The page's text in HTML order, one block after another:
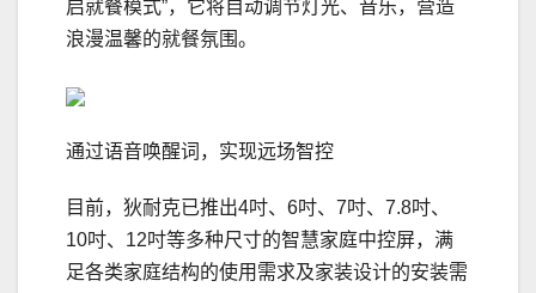
启就餐模式”，它将自动调节灯光、音乐，营造
浪漫温馨的就餐氛围。
通过语音唤醒词，实现远场智控
目前，狄耐克已推出4吋、6吋、7吋、7.8吋、
10吋、12吋等多种尺寸的智慧家庭中控屏，满
足各类家庭结构的使用需求及家装设计的安装需